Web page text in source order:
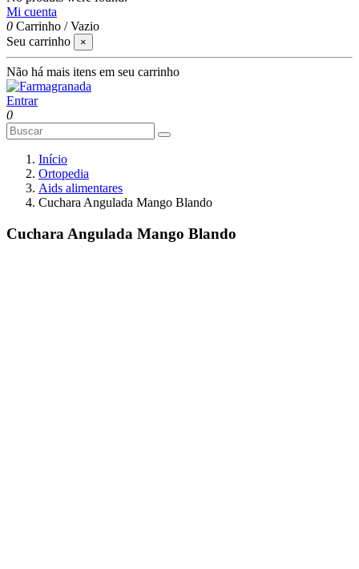
Mi cuenta
0 Carrinho /Vazio
Seu carrinho
×
Não há mais itens em seu carrinho
Entrar
0
Início
Ortopedia
Aids alimentares
Cuchara Angulada Mango Blando
Cuchara Angulada Mango Blando